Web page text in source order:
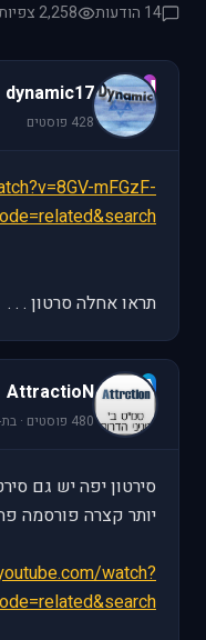
14 הודעות 2,258 צפיות
d
dynamic17
428 פוסטים
mFGzF-
תראו אחלה סרטון . . .
A
AttractioN
480 פוסטים · בת-ים
סירטון יפה יש גם
יותר קצרה פורסמה
watch?